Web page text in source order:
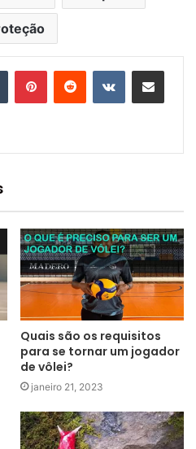
Quais são os requisitos
para se tornar um jogador
de vôlei?
janeiro 21, 2023